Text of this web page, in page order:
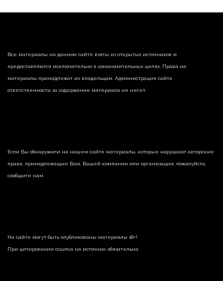
Все материалы на данном сайте взяты из открытых источников и
предоставляются исключительно в ознакомительных целях. Права на
материалы принадлежат их владельцам. Администрация сайта
ответственности за содержание материала не несет.
Если Вы обнаружили на нашем сайте материалы, которые нарушают авторские
права, принадлежащие Вам, Вашей компании или организации, пожалуйста,
сообщите нам.
На сайте могут быть опубликованы материалы 18+!
При цитировании ссылка на источник обязательна.